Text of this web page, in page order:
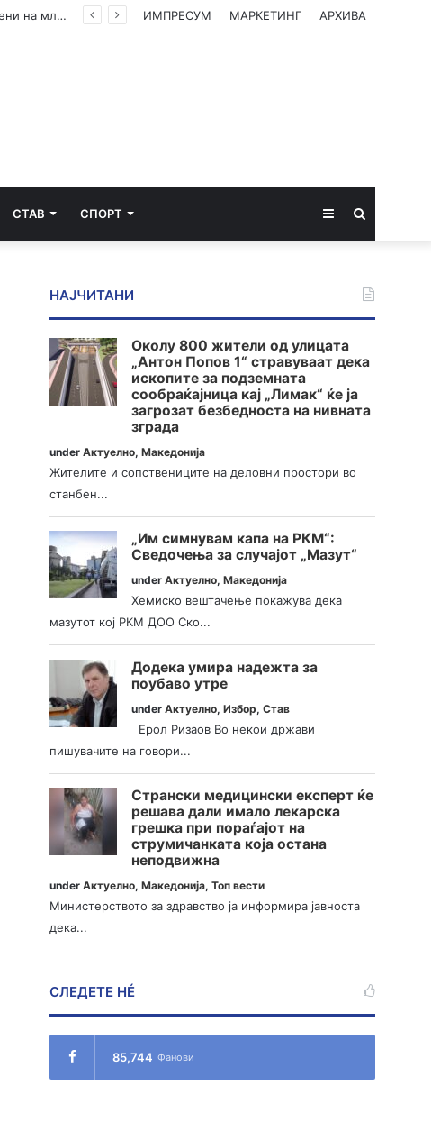
Американски суд ѝ наложи на „Мета“ да плати 567 милиони долари за штети нанесени на младите ИМПРЕСУМ МАРКЕТИНГ АРХИВА
СТАВ СПОРТ Sidebar
НАЈЧИТАНИ
Околу 800 жители од улицата
„Антон Попов 1“ стравуваат дека
ископите за подземната
сообраќајница кај „Лимак“ ќе ја
загрозат безбедноста на нивната
зграда
underАктуелно,Македонија
Жителите и сопствениците на деловни простори во
станбен...
„Им симнувам капа на РКМ“:
Сведочења за случајот „Мазут“
underАктуелно,Македонија
Хемиско вештачење покажува дека
мазутот кој РКМ ДОО Ско...
Додека умира надежта за
поубаво утре
underАктуелно,Избор,Став
Ерол Ризаов Во некои држави
пишувачите на говори...
Странски медицински експерт ќе
решава дали имало лекарска
грешка при пораѓајот на
струмичанката која остана
неподвижна
underАктуелно,Македонија,Топ вести
Министерството за здравство ја информира јавноста
дека...
СЛЕДЕТЕ НÉ
85,744 Фанови